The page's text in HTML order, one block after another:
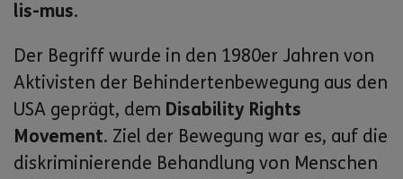
lis-mus.
Der Begriff wurde in den 1980er Jahren von
Aktivisten der Behindertenbewegung aus den
USA geprägt, dem Disability Rights
Movement. Ziel der Bewegung war es, auf die
diskriminierende Behandlung von Menschen